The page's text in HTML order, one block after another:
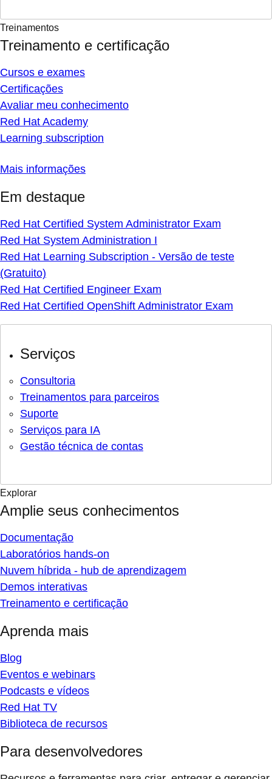
Treinamentos
Treinamento e certificação
Cursos e exames
Certificações
Avaliar meu conhecimento
Red Hat Academy
Learning subscription
Mais informações
Em destaque
Red Hat Certified System Administrator Exam
Red Hat System Administration I
Red Hat Learning Subscription - Versão de teste
(Gratuito)
Red Hat Certified Engineer Exam
Red Hat Certified OpenShift Administrator Exam
Serviços
Consultoria
Treinamentos para parceiros
Suporte
Serviços para IA
Gestão técnica de contas
Explorar
Amplie seus conhecimentos
Documentação
Laboratórios hands-on
Nuvem híbrida - hub de aprendizagem
Demos interativas
Treinamento e certificação
Aprenda mais
Blog
Eventos e webinars
Podcasts e vídeos
Red Hat TV
Biblioteca de recursos
Para desenvolvedores